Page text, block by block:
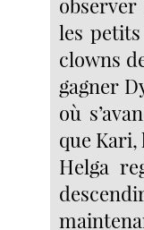
les
clowns
gagner
où
que
Helga